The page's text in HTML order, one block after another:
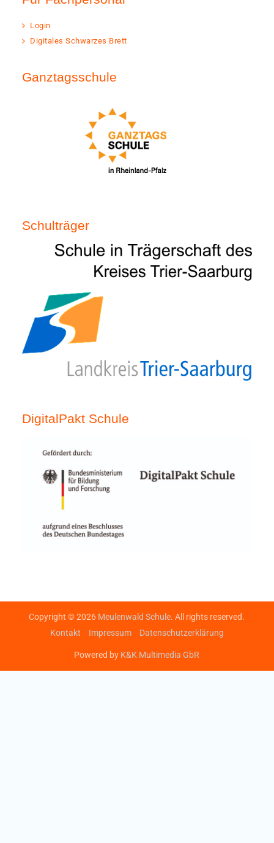
Login
Digitales Schwarzes Brett
Ganztagsschule
Schulträger
DigitalPakt Schule
Copyright © 2026 Meulenwald Schule. All rights reserved.
Kontakt
Impressum Datenschutzerklärung
Powered by K&K Multimedia GbR